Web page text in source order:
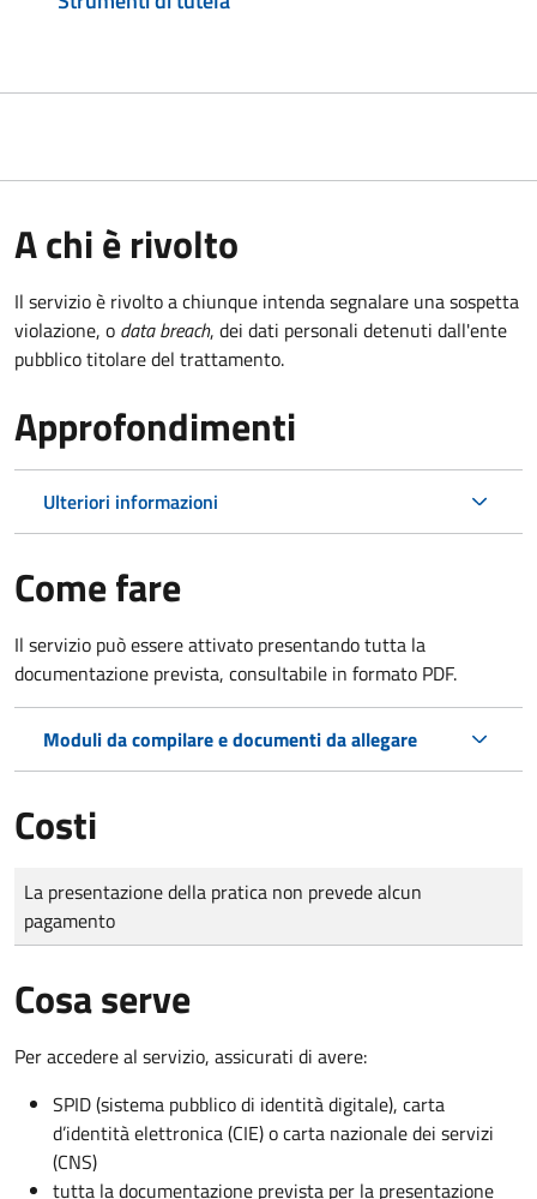
A chi è rivolto
Il servizio è rivolto a chiunque intenda segnalare una sospetta
violazione, o data breach, dei dati personali detenuti dall'ente
pubblico titolare del trattamento.
Approfondimenti
Ulteriori informazioni
Come fare
Il servizio può essere attivato presentando tutta la
documentazione prevista, consultabile in formato PDF.
Moduli da compilare e documenti da allegare
Costi
Tipo di pagamento
Importo
La presentazione della pratica non prevede alcun
pagamento
Cosa serve
Per accedere al servizio, assicurati di avere:
SPID (sistema pubblico di identità digitale), carta
d’identità elettronica (CIE) o carta nazionale dei servizi
(CNS)
tutta la documentazione prevista per la presentazione